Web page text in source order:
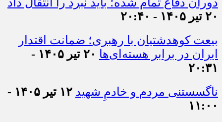
دوران دفاع تمام شده؛ باید نبرد را انتقال داد
۲۰ تیر ۱۴۰۵ - ۲۰:۴۰
بیعت کوهدشتیان با رهبری؛ ضمانت اقتدار
ایران در برابر هسته‌ای‌ها
۲۰ تیر ۱۴۰۵ -
۲۰:۳۱
ناگسستنی مردم و خادمِ شهید
۱۲ تیر ۱۴۰۵ -
۱۱:۰۰